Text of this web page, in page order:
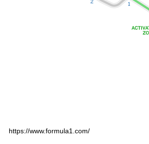
https://www.formula1.com/